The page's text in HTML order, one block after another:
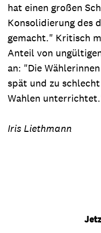
hat einen großen
Konsolidierung des
gemacht." Kritisch
Anteil von
an: "Die
spät und zu
Wahlen
Iris Liethmann